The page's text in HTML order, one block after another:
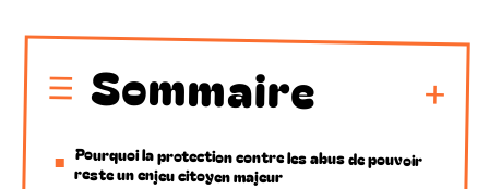
Sommaire
Pourquoi la protection contre les abus de pouvoir
reste un enjeu citoyen majeur